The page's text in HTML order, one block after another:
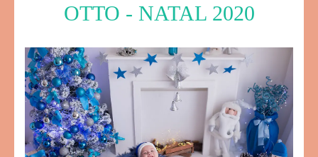
OTTO - NATAL 2020